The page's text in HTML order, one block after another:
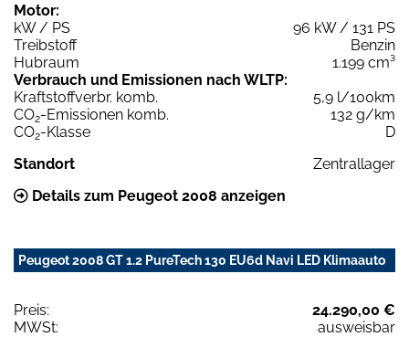
Motor:
kW / PS
96 kW / 131 PS
Treibstoff
Benzin
Hubraum
1.199 cm³
Verbrauch und Emissionen nach WLTP:
Kraftstoffverbr. komb.
5,9 l/100km
CO2-Emissionen komb.
132 g/km
CO2-Klasse
D
Standort
Zentrallager
Details zum Peugeot 2008 anzeigen
Peugeot 2008 GT 1.2 PureTech 130 EU6d Navi LED Klimaauto
Preis:
24.290,00 €
MWSt:
ausweisbar